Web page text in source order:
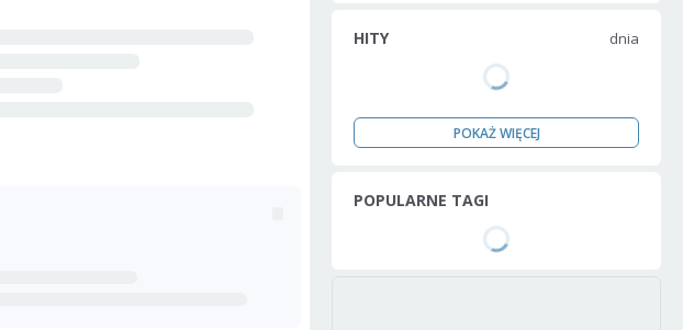
HITY dnia
POKAŻ WIĘCEJ
POPULARNE TAGI